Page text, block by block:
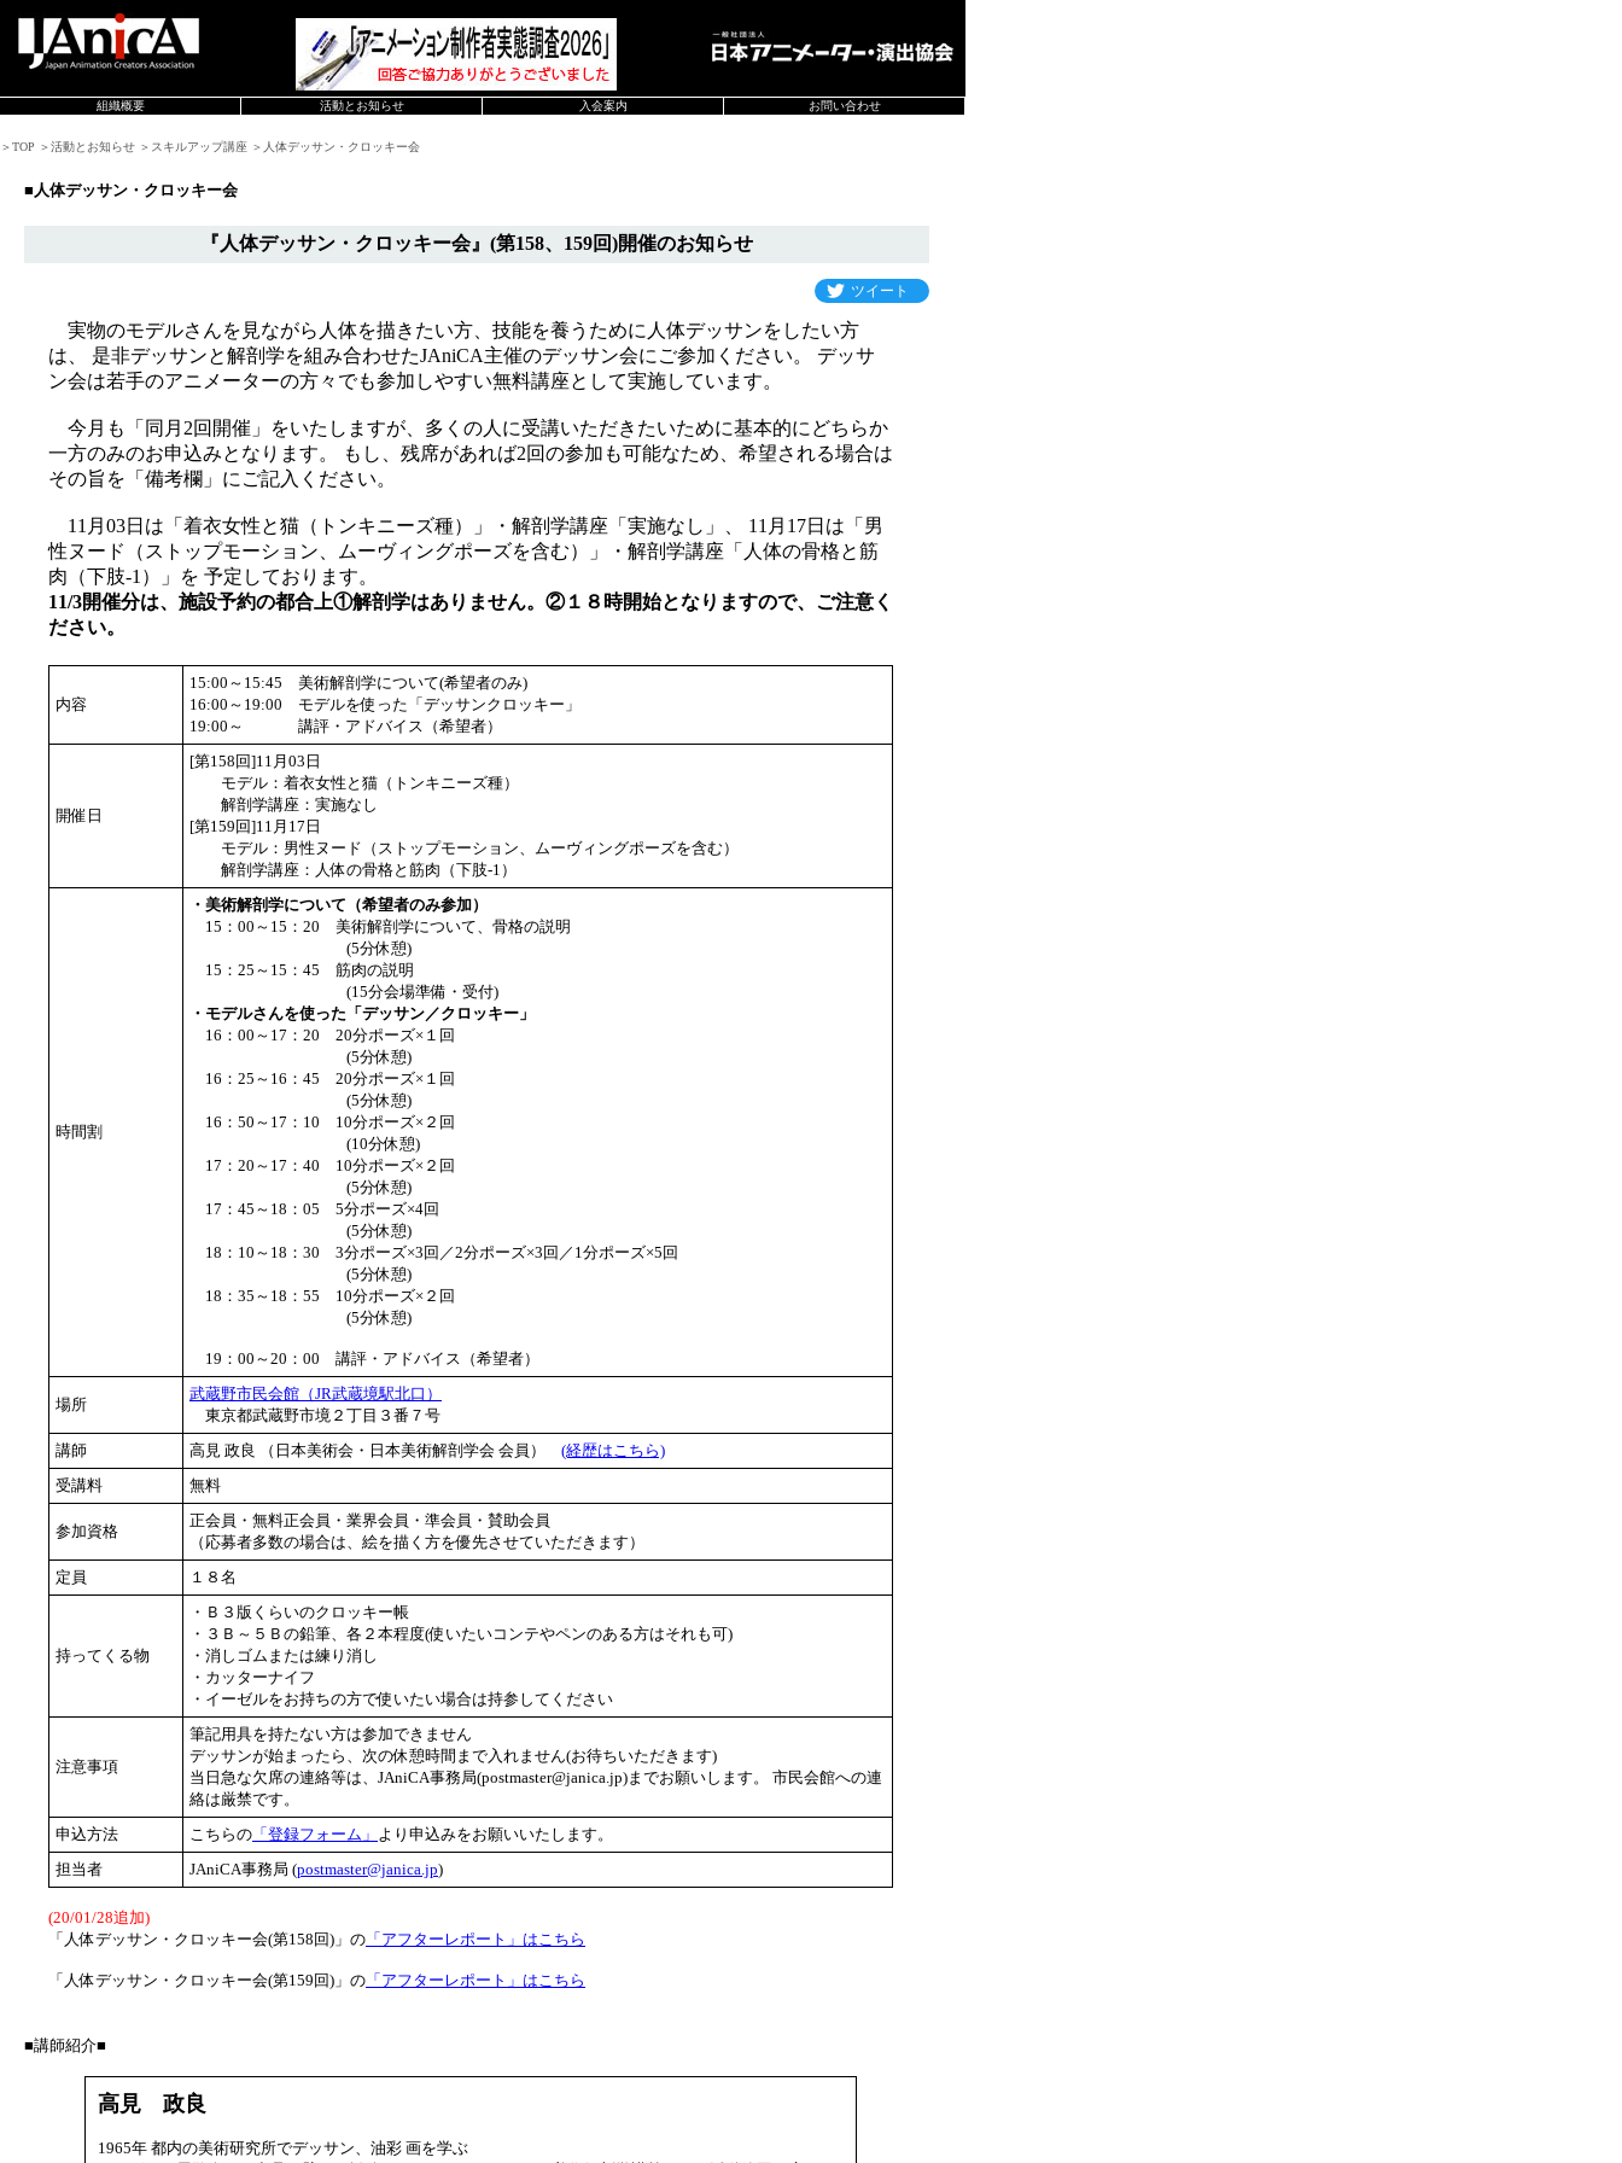
組織概要 活動とお知らせ 入会案内 お問い合わせ
＞TOP ＞活動とお知らせ ＞スキルアップ講座 ＞人体デッサン・クロッキー会
■人体デッサン・クロッキー会
『人体デッサン・クロッキー会』(第158、159回)開催のお知らせ
ツイート
実物のモデルさんを見ながら人体を描きたい方、技能を養うために人体デッサンをしたい方
は、 是非デッサンと解剖学を組み合わせたJAniCA主催のデッサン会にご参加ください。 デッサ
ン会は若手のアニメーターの方々でも参加しやすい無料講座として実施しています。
今月も「同月2回開催」をいたしますが、多くの人に受講いただきたいために基本的にどちらか
一方のみのお申込みとなります。 もし、残席があれば2回の参加も可能なため、希望される場合は
その旨を「備考欄」にご記入ください。
11月03日は「着衣女性と猫（トンキニーズ種）」・解剖学講座「実施なし」、 11月17日は「男
性ヌード（ストップモーション、ムーヴィングポーズを含む）」・解剖学講座「人体の骨格と筋
肉（下肢-1）」を 予定しております。
11/3開催分は、施設予約の都合上①解剖学はありません。②１８時開始となりますので、ご注意く
ださい。
内容
15:00～15:45
16:00～19:00
19:00～
美術解剖学について(希望者のみ)
モデルを使った「デッサンクロッキー」
講評・アドバイス（希望者）
開催日
[第158回]11月03日
モデル：着衣女性と猫（トンキニーズ種）
解剖学講座：実施なし
[第159回]11月17日
モデル：男性ヌード（ストップモーション、ムーヴィングポーズを含む）
解剖学講座：人体の骨格と筋肉（下肢-1）
時間割
・美術解剖学について（希望者のみ参加）
15：00～15：20 美術解剖学について、骨格の説明
(5分休憩)
15：25～15：45 筋肉の説明
(15分会場準備・受付)
・モデルさんを使った「デッサン／クロッキー」
16：00～17：20 20分ポーズ×１回
(5分休憩)
16：25～16：45 20分ポーズ×１回
(5分休憩)
16：50～17：10 10分ポーズ×２回
(10分休憩)
17：20～17：40 10分ポーズ×２回
(5分休憩)
17：45～18：05 5分ポーズ×4回
(5分休憩)
18：10～18：30 3分ポーズ×3回／2分ポーズ×3回／1分ポーズ×5回
(5分休憩)
18：35～18：55 10分ポーズ×２回
(5分休憩)
19：00～20：00 講評・アドバイス（希望者）
場所
武蔵野市民会館（JR武蔵境駅北口）
東京都武蔵野市境２丁目３番７号
講師
高見 政良 （日本美術会・日本美術解剖学会 会員） (経歴はこちら)
受講料
無料
参加資格
正会員・無料正会員・業界会員・準会員・賛助会員
（応募者多数の場合は、絵を描く方を優先させていただきます）
定員
１８名
持ってくる物
・Ｂ３版くらいのクロッキー帳
・３Ｂ～５Ｂの鉛筆、各２本程度(使いたいコンテやペンのある方はそれも可)
・消しゴムまたは練り消し
・カッターナイフ
・イーゼルをお持ちの方で使いたい場合は持参してください
注意事項
筆記用具を持たない方は参加できません
デッサンが始まったら、次の休憩時間まで入れません(お待ちいただきます)
当日急な欠席の連絡等は、JAniCA事務局(postmaster@janica.jp)までお願いします。 市民会館への連
絡は厳禁です。
申込方法
こちらの 「登録フォーム」 より申込みをお願いいたします。
担当者
JAniCA事務局 (postmaster@janica.jp)
(20/01/28追加)
「人体デッサン・クロッキー会(第158回)」の 「アフターレポート」はこちら
「人体デッサン・クロッキー会(第159回)」の 「アフターレポート」はこちら
■講師紹介■
高見 政良
1965年 都内の美術研究所でデッサン、油彩 画を学ぶ